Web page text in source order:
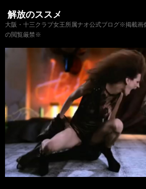
解放のススメ
大阪・十三クラブ女王所属ナオ公式ブログ※掲載画
の閲覧厳禁※